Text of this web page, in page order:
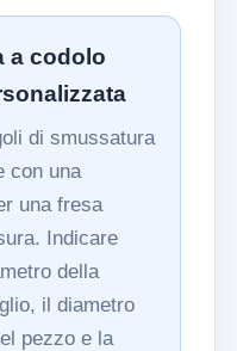
a codolo
di smussatura
con una
una fresa
Indicare
della
il diametro
pezzo e la